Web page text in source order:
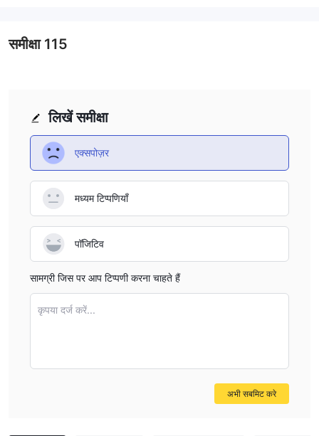
with caution unless more details are provided.
लिखें समीक्षा
एक्सपोज़र
मध्यम टिप्पणियाँ
पॉजिटिव
सामग्री जिस पर आप टिप्पणी करना चाहते हैं
कृपया दर्ज करें...
अभी सबमिट करे
समीक्षा115